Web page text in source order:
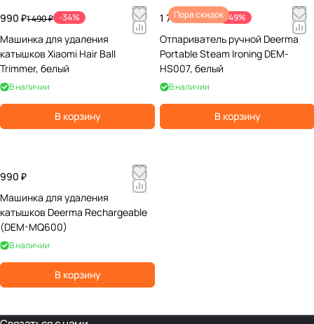
990 ₽1 490 ₽ -34%
Машинка для удаления
катышков Xiaomi Hair Ball
Trimmer, белый
В наличии
В корзину
Пора скидок
1 790 ₽3 490 ₽ -49%
Отпариватель ручной Deerma
Portable Steam Ironing DEM-
HS007, белый
В наличии
В корзину
990 ₽
Машинка для удаления
катышков Deerma Rechargeable
(DEM-MQ600)
В наличии
В корзину